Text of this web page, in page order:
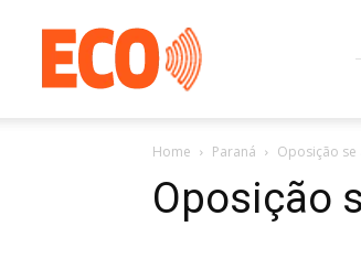
gratuito
com
circulação
Home Paraná Oposição
Oposição